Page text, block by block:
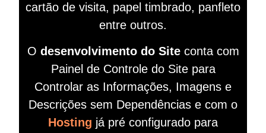
cartão de visita, papel timbrado, panfleto
entre outros.
O desenvolvimento do Siteconta com
Painel de Controle do Site para
Controlar as Informações, Imagens e
Descrições sem Dependências e com o
Hosting já pré configurado para